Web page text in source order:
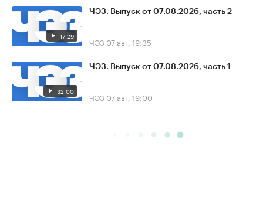
17:29
ЧЭЗ. Выпуск от 07.08.2026, часть 2
ЧЭЗ 07 авг, 19:35
32:00
ЧЭЗ. Выпуск от 07.08.2026, часть 1
ЧЭЗ 07 авг, 19:00